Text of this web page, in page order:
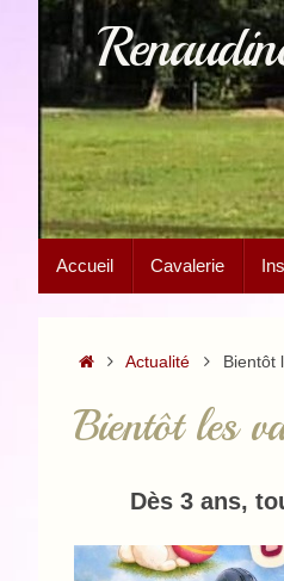
Passer
contenu
contenu
Accueil Cavalerie
Accueil
Actualité Bientôt
Bientôt les
Dès 3 ans,